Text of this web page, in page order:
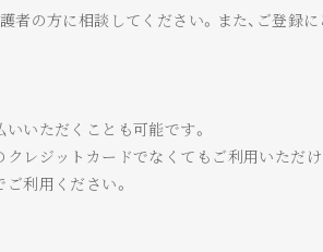
者の方に相談してください。また、ご登録
いただくことも可能です。
レジットカードでなくてもご利用いただけ
利用ください。